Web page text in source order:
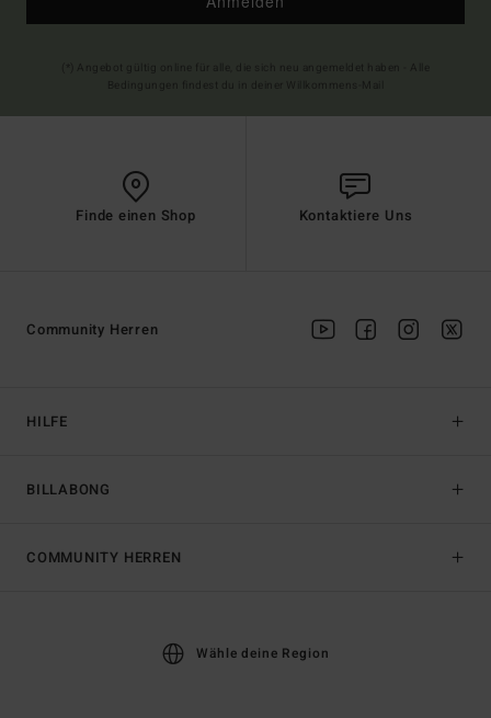
Finde einen Shop Kontaktiere Uns
HILFE
BILLABONG
Community Herren
COMMUNITY HERREN
Wähle deine Region